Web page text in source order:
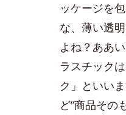
ッケージを
な、薄い透
よね？ああ
ラスチック
ク」といい
ど“商品その